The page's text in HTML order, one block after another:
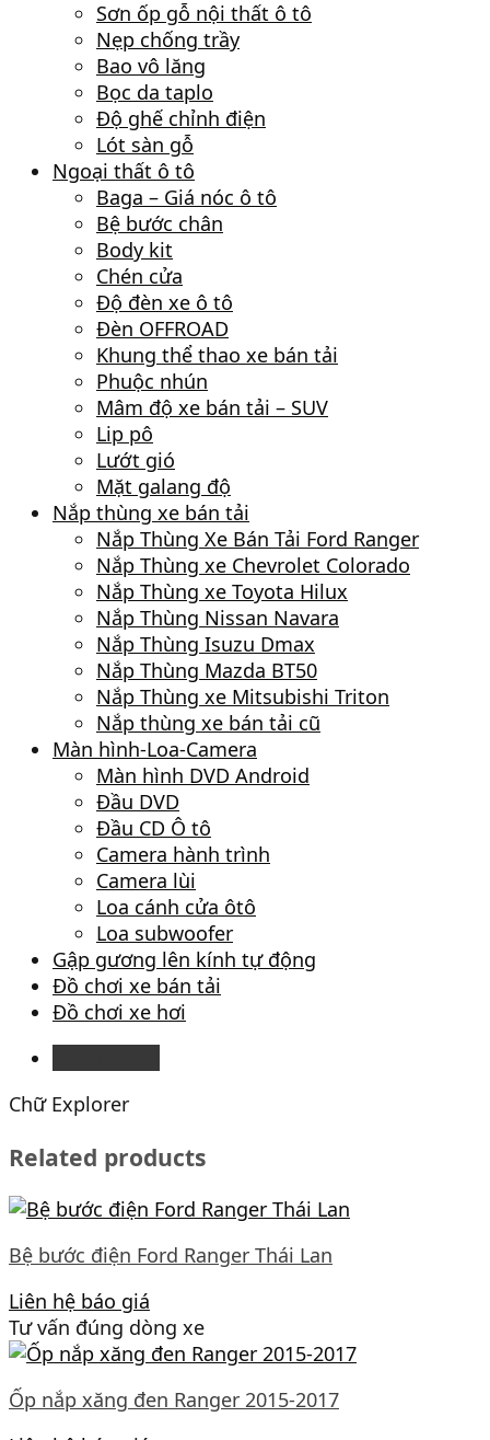
Sơn ốp gỗ nội thất ô tô
Nẹp chống trầy
Bao vô lăng
Bọc da taplo
Độ ghế chỉnh điện
Lót sàn gỗ
Ngoại thất ô tô
Baga – Giá nóc ô tô
Bệ bước chân
Body kit
Chén cửa
Độ đèn xe ô tô
Đèn OFFROAD
Khung thể thao xe bán tải
Phuộc nhún
Mâm độ xe bán tải – SUV
Lip pô
Lướt gió
Mặt galang độ
Nắp thùng xe bán tải
Nắp Thùng Xe Bán Tải Ford Ranger
Nắp Thùng xe Chevrolet Colorado
Nắp Thùng xe Toyota Hilux
Nắp Thùng Nissan Navara
Nắp Thùng Isuzu Dmax
Nắp Thùng Mazda BT50
Nắp Thùng xe Mitsubishi Triton
Nắp thùng xe bán tải cũ
Màn hình-Loa-Camera
Màn hình DVD Android
Đầu DVD
Đầu CD Ô tô
Camera hành trình
Camera lùi
Loa cánh cửa ôtô
Loa subwoofer
Gập gương lên kính tự động
Đồ chơi xe bán tải
Đồ chơi xe hơi
Chữ Explorer
Related products
Bệ bước điện Ford Ranger Thái Lan
Liên hệ báo giá
Tư vấn đúng dòng xe
Ốp nắp xăng đen Ranger 2015-2017